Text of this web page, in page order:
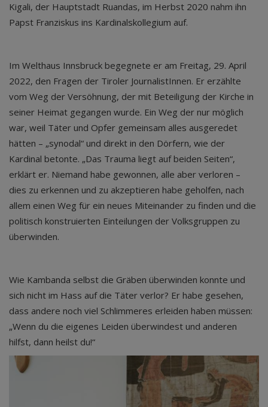
Kigali, der Hauptstadt Ruandas, im Herbst 2020 nahm ihn
Papst Franziskus ins Kardinalskollegium auf.
Im Welthaus Innsbruck begegnete er am Freitag, 29. April
2022, den Fragen der Tiroler JournalistInnen. Er erzählte
vom Weg der Versöhnung, der mit Beteiligung der Kirche in
seiner Heimat gegangen wurde. Ein Weg der nur möglich
war, weil Täter und Opfer gemeinsam alles ausgeredet
hätten – „synodal“ und direkt in den Dörfern, wie der
Kardinal betonte. „Das Trauma liegt auf beiden Seiten“,
erklärt er. Niemand habe gewonnen, alle aber verloren –
dies zu erkennen und zu akzeptieren habe geholfen, nach
allem einen Weg für ein neues Miteinander zu finden und die
politisch konstruierten Einteilungen der Volksgruppen zu
überwinden.
Wie Kambanda selbst die Gräben überwinden konnte und
sich nicht im Hass auf die Täter verlor? Er habe gesehen,
dass andere noch viel Schlimmeres erleiden haben müssen:
„Wenn du die eigenes Leiden überwindest und anderen
hilfst, dann heilst du!“